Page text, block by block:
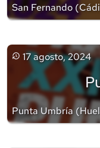
San Fernando (
17 agosto, 2024
Punta Umbría(